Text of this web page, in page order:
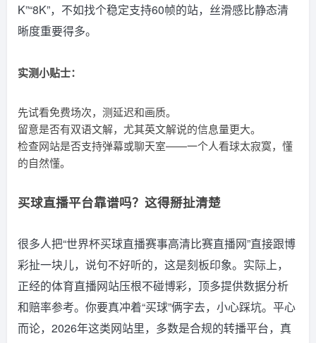
K”“8K”，不如找个稳定支持60帧的站，丝滑感比静态清
晰度重要得多。
实测小贴士：
先试看免费场次，测延迟和画质。
留意是否有双语文解，尤其英文解说的信息量更大。
检查网站是否支持弹幕或聊天室——一个人看球太寂寞，懂
的自然懂。
买球直播平台靠谱吗？这得掰扯清楚
很多人把“世界杯买球直播赛事高清比赛直播网”直接跟博
彩扯一块儿，说句不好听的，这是刻板印象。实际上，
正经的体育直播网站压根不碰博彩，顶多提供数据分析
和赔率参考。你要真冲着“买球”俩字去，小心踩坑。平心
而论，2026年这类网站里，多数是合规的转播平台，真